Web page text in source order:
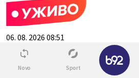
06. 08. 2026 08:51
ЕПАРХИЈА БУДИМЉАНСКО-
ЗАХВАЛНА ВУЧИЋУ:
Novo Sport
✕